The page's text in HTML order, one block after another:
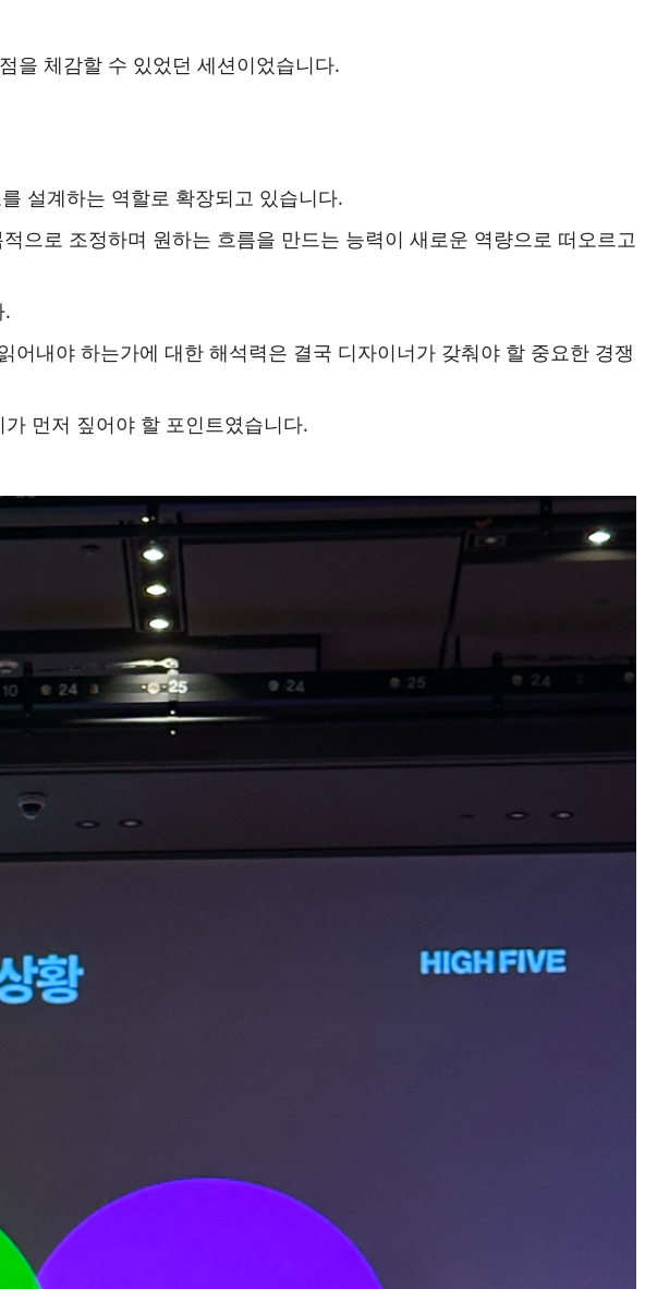
을 체감할 수 있었던 세션이었습니다.
설계하는 역할로 확장되고 있습니다.
으로 조정하며 원하는 흐름을 만드는 능력이 새로운 역량으로 떠오르고
.
내야 하는가에 대한 해석력은 결국 디자이너가 갖춰야 할 중요한 경쟁
가 먼저 짚어야 할 포인트였습니다.